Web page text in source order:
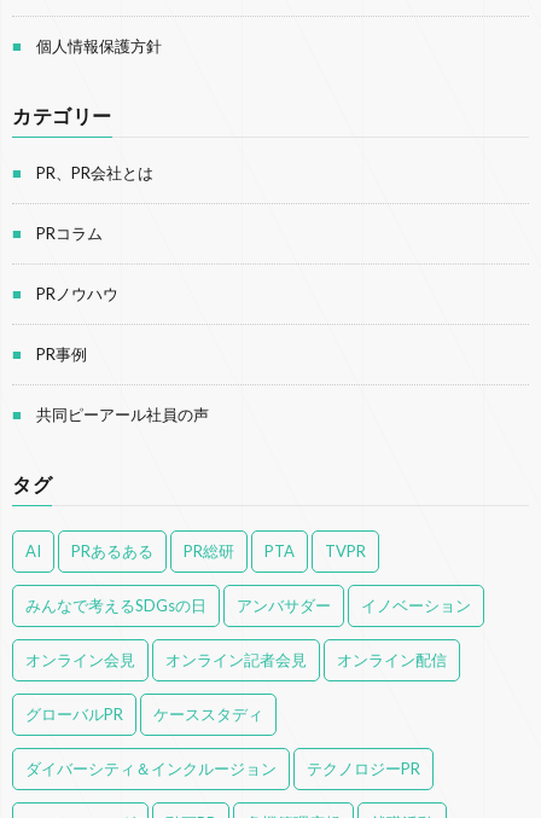
個人情報保護方針
カテゴリー
PR、PR会社とは
PRコラム
PRノウハウ
PR事例
共同ピーアール社員の声
タグ
AI PRあるある PR総研 PTA TVPR
みんなで考えるSDGsの日 アンバサダー イノベーション
オンライン会見 オンライン記者会見 オンライン配信
グローバルPR ケーススタディ
ダイバーシティ＆インクルージョン テクノロジーPR